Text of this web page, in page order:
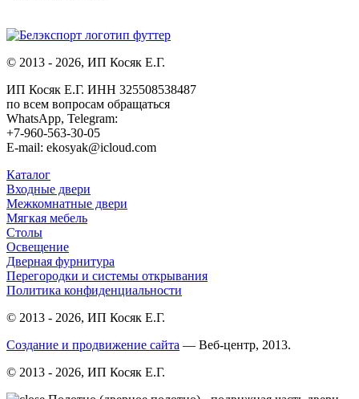
© 2013 - 2026, ИП Косяк Е.Г.
ИП Косяк Е.Г. ИНН 325508538487
по всем вопросам обращаться
WhatsApp, Telegram:
+7-960-563-30-05
E-mail: ekosyak@icloud.com
Каталог
Входные двери
Межкомнатные двери
Мягкая мебель
Столы
Освещение
Дверная фурнитура
Перегородки и системы открывания
Политика конфиденциальности
© 2013 - 2026, ИП Косяк Е.Г.
Создание и продвижение сайта — Веб-центр, 2013.
© 2013 - 2026, ИП Косяк Е.Г.